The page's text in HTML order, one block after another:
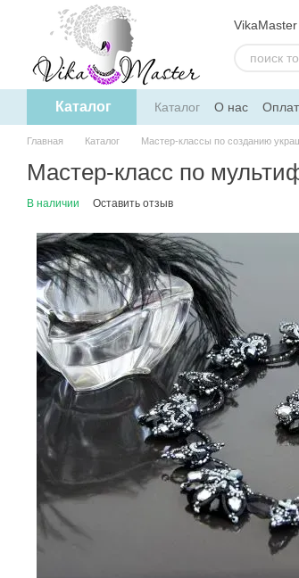
Перейти к основному контенту
Каталог Каталог О нас
Политика
Главная Каталог Мастер-классы по созданию
Мастер-класс по
В наличии Оставить отзыв